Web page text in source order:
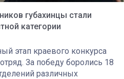
губахинцы стали
категории
этап краевого конкурса
За победу боролись 18
различных